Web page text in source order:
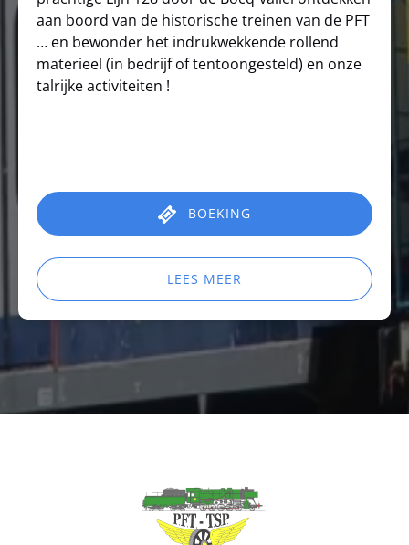
aan boord van de historische treinen van de PFT
… en bewonder het indrukwekkende rollend
materieel (in bedrijf of tentoongesteld) en onze
talrijke activiteiten !
BOEKING
LEES MEER